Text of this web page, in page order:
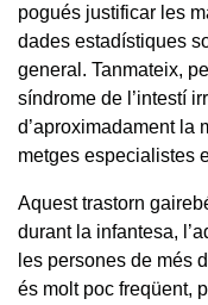
pogués justificar les
dades estadístiques
general. Tanmateix,
síndrome de l’intestí
d’aproximadament la
metges especialistes
Aquest trastorn
durant la infantesa,
les persones de més
és molt poc freqüent,